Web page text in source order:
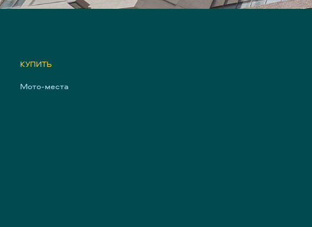
КУПИТЬ
Мото-места